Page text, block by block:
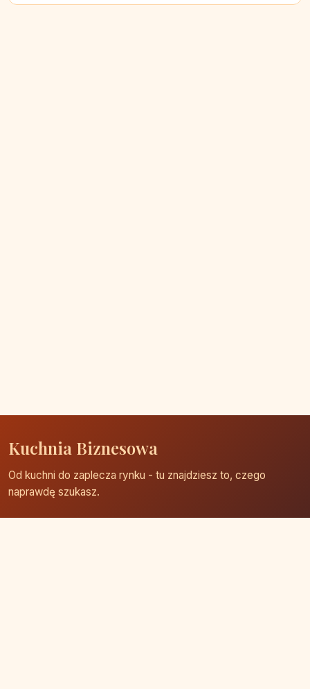
Kuchnia Biznesowa
Od kuchni do zaplecza rynku - tu znajdziesz to, czego
naprawdę szukasz.